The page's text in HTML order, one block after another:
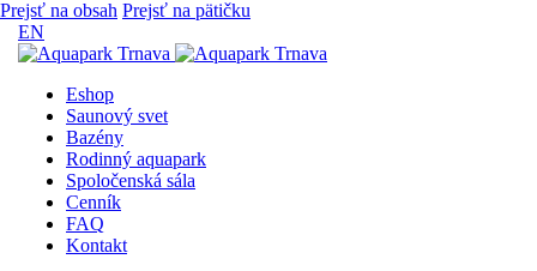
Prejsť na obsah Prejsť na pätičku
EN
Eshop
Saunový svet
Bazény
Rodinný aquapark
Spoločenská sála
Cenník
FAQ
Kontakt